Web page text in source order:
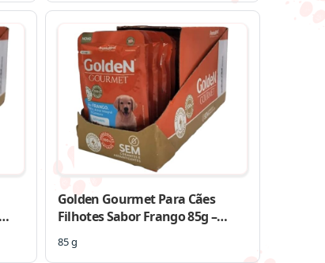
Golden Gourmet Para Cães
Filhotes Sabor Frango 85g –
85 g